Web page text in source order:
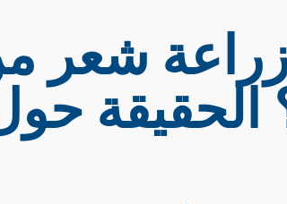
شعر